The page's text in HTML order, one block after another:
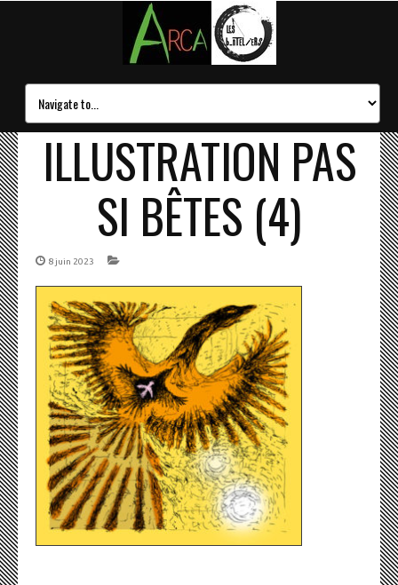
ILLUSTRATION PAS
SI BÊTES (4)
8 juin 2023